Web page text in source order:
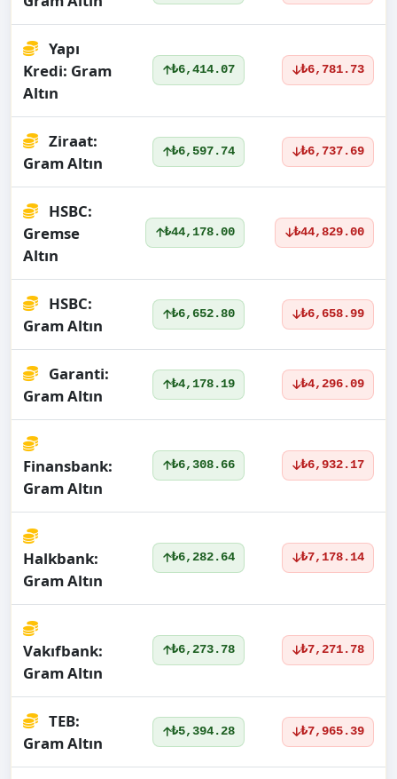
Yapı
Kredi: Gram
Altın
₺6,414.07 ₺6,781.73
Ziraat:
Gram Altın
₺6,597.74 ₺6,737.69
HSBC:
Gremse
Altın
₺44,178.00 ₺44,829.00
HSBC:
Gram Altın
₺6,652.80 ₺6,658.99
Garanti:
Gram Altın
₺4,178.19 ₺4,296.09
Finansbank:
Gram Altın
₺6,308.66 ₺6,932.17
Halkbank:
Gram Altın
₺6,282.64 ₺7,178.14
Vakıfbank:
Gram Altın
₺6,273.78 ₺7,271.78
TEB:
Gram Altın
₺5,394.28 ₺7,965.39